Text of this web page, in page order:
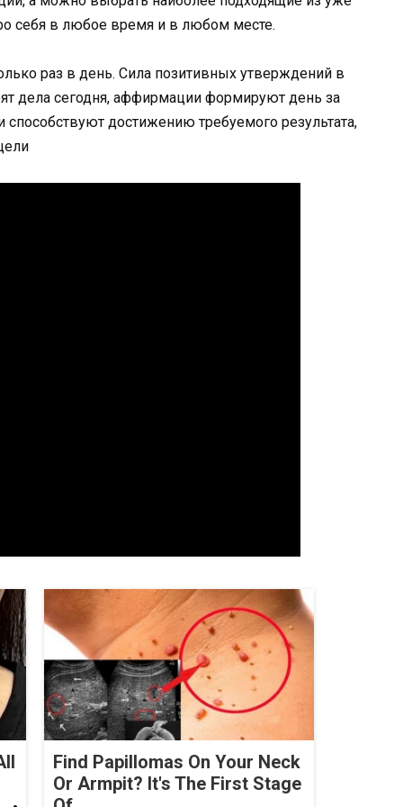
себя в любое время и в любом месте.
раз в день. Сила позитивных утверждений в
дела сегодня, аффирмации формируют день за
достижению требуемого результата,
Find Papillomas On Your Neck
Or Armpit? It's The First Stage